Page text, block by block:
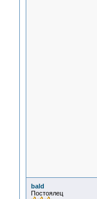
bald
Постоялец